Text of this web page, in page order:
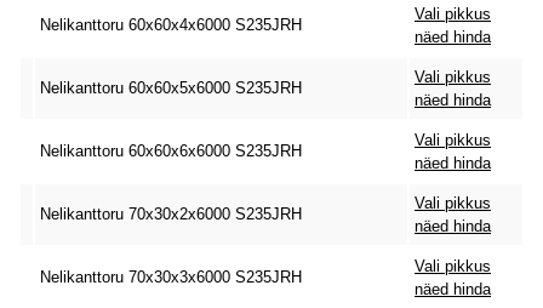
Nelikanttoru 60x60x4x6000 S235JRH
Vali pikkus
näed hinda
Nelikanttoru 60x60x5x6000 S235JRH
Vali pikkus
näed hinda
Nelikanttoru 60x60x6x6000 S235JRH
Vali pikkus
näed hinda
Nelikanttoru 70x30x2x6000 S235JRH
Vali pikkus
näed hinda
Nelikanttoru 70x30x3x6000 S235JRH
Vali pikkus
näed hinda